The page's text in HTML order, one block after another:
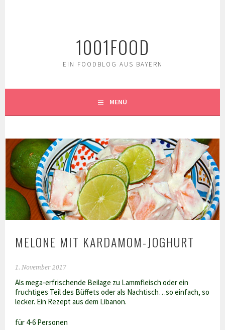
1001FOOD
EIN FOODBLOG AUS BAYERN
MENÜ
MELONE MIT KARDAMOM-JOGHURT
1. November 2017
Als mega-erfrischende Beilage zu Lammfleisch oder ein
fruchtiges Teil des Büffets oder als Nachtisch…so einfach, so
lecker. Ein Rezept aus dem Libanon.
für 4-6 Personen